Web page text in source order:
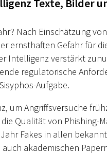
Texte, Bilder
Nach Einschätzung von
ernsthaften Gefahr für
Intelligenz verstärkt
regulatorische
Aufgabe.
um Angriffsversuche
Qualität von Phishing-
Fakes in allen
akademischen